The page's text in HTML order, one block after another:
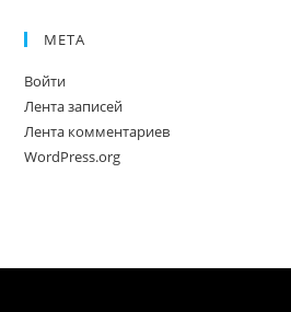
МЕТА
Войти
Лента записей
Лента комментариев
WordPress.org